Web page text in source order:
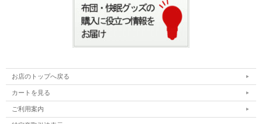
お店のトップへ戻る
カートを見る
ご利用案内